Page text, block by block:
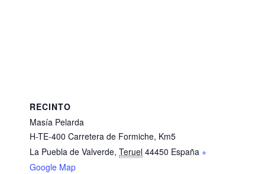
RECINTO
Masía Pelarda
H-TE-400 Carretera de Formiche, Km5
La Puebla de Valverde, Teruel 44450 España +
Google Map